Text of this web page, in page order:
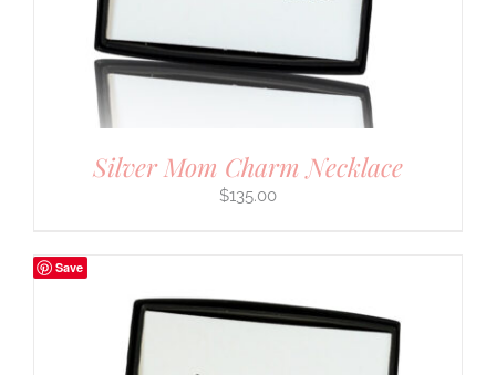
Silver Mom Charm Necklace
$135.00
Save